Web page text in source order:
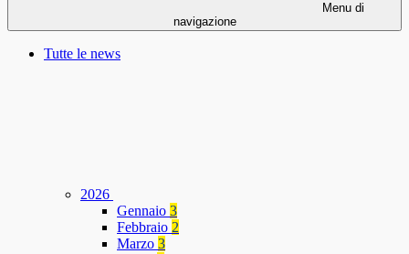
Menu di
navigazione
Tutte le news
2026
Gennaio 3
Febbraio 2
Marzo 3